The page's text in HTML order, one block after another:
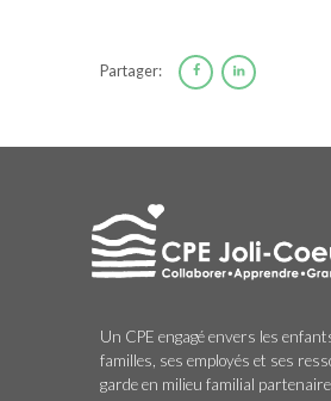
Partager:
Un CPE engagé envers les
familles, ses employés et ses
garde en milieu familial